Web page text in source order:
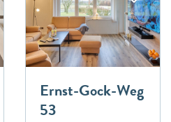
Ernst-Gock-Weg
53